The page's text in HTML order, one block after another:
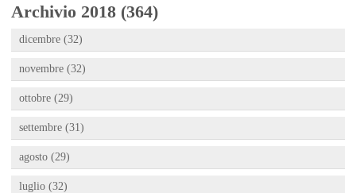
Archivio 2018 (364)
dicembre (32)
novembre (32)
ottobre (29)
settembre (31)
agosto (29)
luglio (32)